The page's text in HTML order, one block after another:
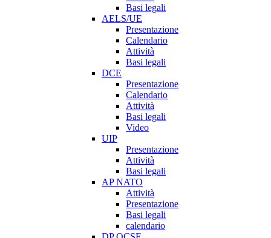
Basi legali
AELS/UE
Presentazione
Calendario
Attività
Basi legali
DCE
Presentazione
Calendario
Attività
Basi legali
Video
UIP
Presentazione
Attività
Basi legali
AP NATO
Attività
Presentazione
Basi legali
calendario